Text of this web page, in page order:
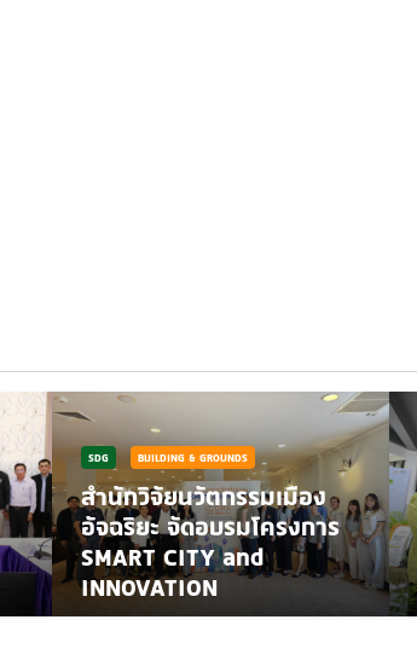
SDG BUILDING & GROUNDS
สำนักวิจัยนวัตกรรมเมือง
อัจฉริยะ จัดอบรมโครงการ
SMART CITY and
INNOVATION